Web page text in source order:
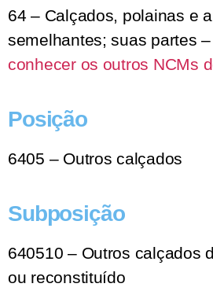
64 – Calçados, polainas e
semelhantes; suas partes –
conhecer os outros NCMs
Posição
6405 – Outros calçados
Subposição
640510 – Outros calçados
ou reconstituído